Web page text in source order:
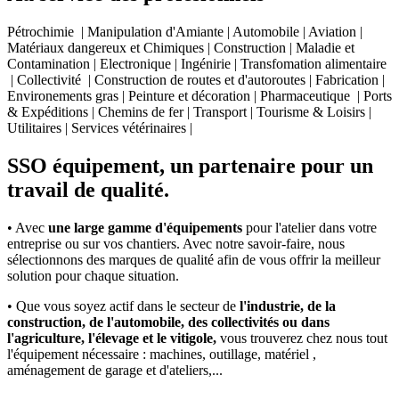
Pétrochimie | Manipulation d'Amiante | Automobile | Aviation |
Matériaux dangereux et Chimiques | Construction | Maladie et
Contamination | Electronique | Ingénirie | Transfomation alimentaire
| Collectivité | Construction de routes et d'autoroutes | Fabrication |
Environements gras | Peinture et décoration | Pharmaceutique | Ports
& Expéditions | Chemins de fer | Transport | Tourisme & Loisirs |
Utilitaires | Services vétérinaires |
SSO équipement, un partenaire pour un
travail de qualité.
• Avec une large gamme d'équipements pour l'atelier dans votre
entreprise ou sur vos chantiers. Avec notre savoir-faire, nous
sélectionnons des marques de qualité afin de vous offrir la meilleur
solution pour chaque situation.
• Que vous soyez actif dans le secteur de l'industrie, de la
construction, de l'automobile, des collectivités ou dans
l'agriculture, l'élevage et le vitigole, vous trouverez chez nous tout
l'équipement nécessaire : machines, outillage, matériel ,
aménagement de garage et d'ateliers,...